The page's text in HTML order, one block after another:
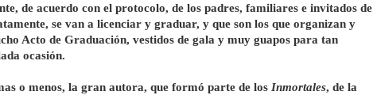
de acuerdo con el protocolo, de los padres, familiares e invitados de
se van a licenciar y graduar, y que son los que organizan y
Acto de Graduación, vestidos de gala y muy guapos para tan
ocasión.
o menos, la gran autora, que formó parte de los Inmortales, de la